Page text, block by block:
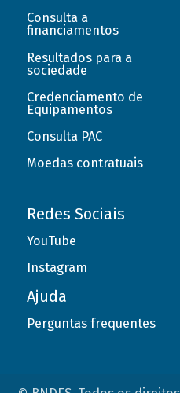
Consulta a
financiamentos
Resultados para a
sociedade
Credenciamento de
Equipamentos
Consulta PAC
Moedas contratuais
Redes Sociais
YouTube
Instagram
Ajuda
Perguntas frequentes